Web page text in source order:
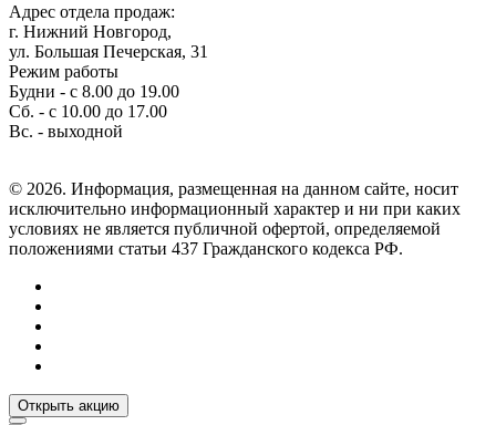
Адрес отдела продаж:
г. Нижний Новгород,
ул. Большая Печерская, 31
Режим работы
Будни - с 8.00 до 19.00
Сб. - с 10.00 до 17.00
Вс. - выходной
© 2026. Информация, размещенная на данном сайте, носит
исключительно информационный характер и ни при каких
условиях не является публичной офертой, определяемой
положениями статьи 437 Гражданского кодекса РФ.
Открыть акцию